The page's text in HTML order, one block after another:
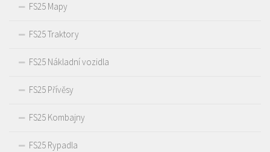
FS25 Mapy
FS25 Traktory
FS25 Nákladní vozidla
FS25 Přívěsy
FS25 Kombajny
FS25 Rypadla